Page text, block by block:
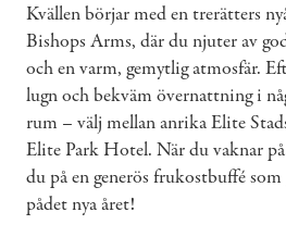
Kvällen börjar med en trerätters
Bishops Arms, där du njuter av
och en varm, gemytlig atmosfär.
lugn och bekväm övernattning i
rum – välj mellan anrika Elite
Elite Park Hotel. När du vaknar
du på en generös frukostbuffé
pådet nya året!